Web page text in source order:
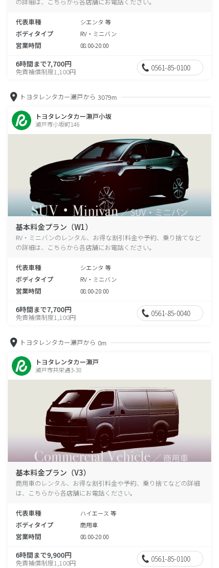
代表車種 シエンタ 等
ボディタイプ RV・ミニバン
営業時間 08:00-20:00
6時間まで7,700円
免責補償制度1,100円 0561-85-0100
トヨタレンタカー瀬戸から 3079m
トヨタレンタカー瀬戸小坂
瀬戸市小坂町146
基本料金プラン（W1）
RV・ミニバンのレンタル、お得な割引料金や予約、乗り捨てなど
の詳細は、こちらから各店舗にお電話ください。
代表車種 シエンタ 等
ボディタイプ RV・ミニバン
営業時間 08:00-20:00
6時間まで7,700円
免責補償制度1,100円 0561-85-0040
トヨタレンタカー瀬戸から 0m
トヨタレンタカー瀬戸
瀬戸市共栄通3-30
基本料金プラン（V3）
商用車のレンタル、お得な割引料金や予約、乗り捨てなどの詳細
は、こちらから各店舗にお電話ください。
代表車種 ハイエース 等
ボディタイプ 商用車
営業時間 08:00-20:00
6時間まで9,900円
免責補償制度1,100円 0561-85-0100